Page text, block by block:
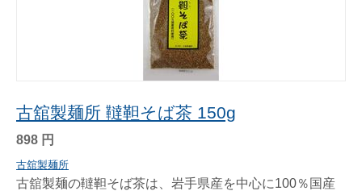
古舘製麺所 韃靼そば茶 150g
898 円
古舘製麺所
古舘製麺の韃靼そば茶は、岩手県産を中心に100％国産